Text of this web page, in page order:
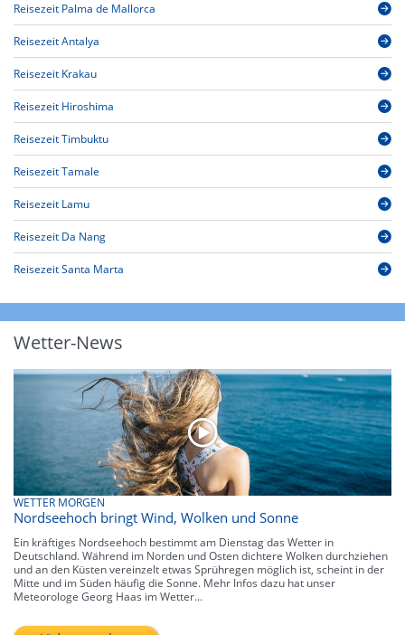
Reisezeit Palma de Mallorca
Reisezeit Antalya
Reisezeit Krakau
Reisezeit Hiroshima
Reisezeit Timbuktu
Reisezeit Tamale
Reisezeit Lamu
Reisezeit Da Nang
Reisezeit Santa Marta
Wetter-News
WETTER MORGEN
Nordseehoch bringt Wind, Wolken und Sonne
Ein kräftiges Nordseehoch bestimmt am Dienstag das Wetter in
Deutschland. Während im Norden und Osten dichtere Wolken durchziehen
und an den Küsten vereinzelt etwas Sprühregen möglich ist, scheint in der
Mitte und im Süden häufig die Sonne. Mehr Infos dazu hat unser
Meteorologe Georg Haas im Wetter...